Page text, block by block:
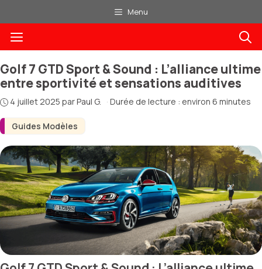
au
contenu
Menu
Menu
Guides Modèles
Golf 7 GTD Sport & Sound : L’alliance ultime
entre sportivité et sensations auditives
4 juillet 2025 parPaul G. · Durée de lecture : environ 6 minutes